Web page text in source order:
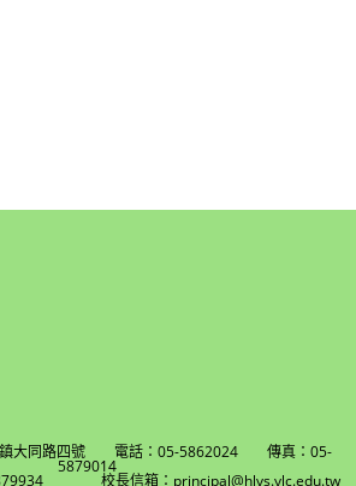
鎮大同路四號 電話：05-5862024 傳真：05-
5879014
校長信箱：principal@hlvs.ylc.edu.tw